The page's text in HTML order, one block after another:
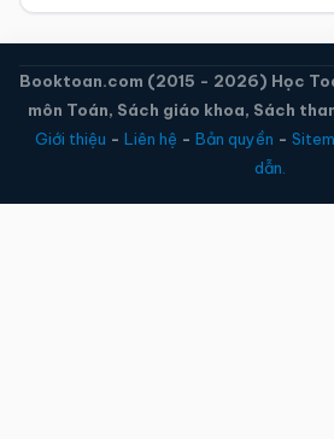
Booktoan.com (2015 - 2026) Học
môn Toán, Sách giáo khoa, Sách
Giới thiệu - Liên hệ - Bản quyền -
dẫn.